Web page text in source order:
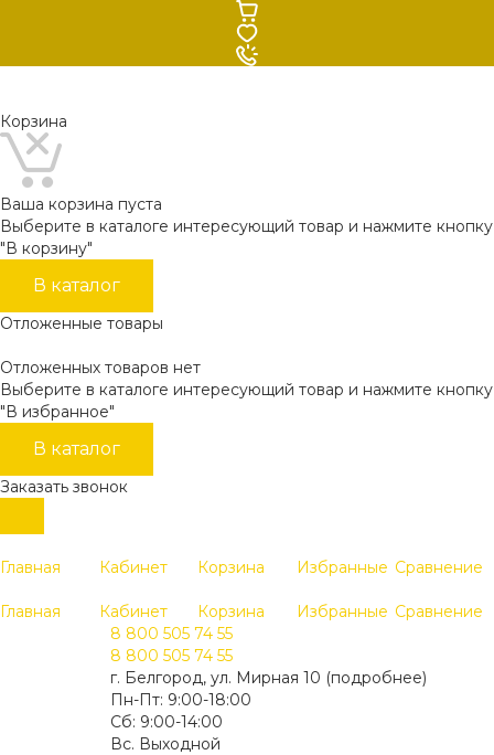
Корзина
Ваша корзина пуста
Выберите в каталоге интересующий товар и нажмите кнопку
"В корзину"
В каталог
Отложенные товары
Отложенных товаров нет
Выберите в каталоге интересующий товар и нажмите кнопку
"В избранное"
В каталог
Заказать звонок
Главная Кабинет Корзина Избранные Сравнение
Главная Кабинет Корзина Избранные Сравнение
8 800 505 74 55
8 800 505 74 55
г. Белгород, ул. Мирная 10 (подробнее)
Пн-Пт: 9:00-18:00
Cб: 9:00-14:00
Вс. Выходной